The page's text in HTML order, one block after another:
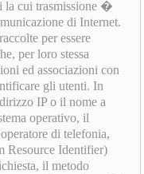
la cui trasmissione �
di Internet.
per essere
per loro stessa
ed associazioni con
gli utenti. In
IP o il nome a
operativo, il
di telefonia,
Resource Identifier)
il metodo